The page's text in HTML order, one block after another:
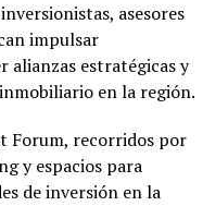
asesores
impulsar
alianzas estratégicas y
en la región.
Forum, recorridos por
y espacios para
de inversión en la